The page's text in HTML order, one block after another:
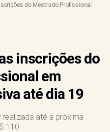
do Mestrado Profissional
inscrições do
em
até dia 19
até a próxima
110